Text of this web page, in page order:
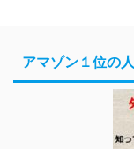
アマゾン１位の